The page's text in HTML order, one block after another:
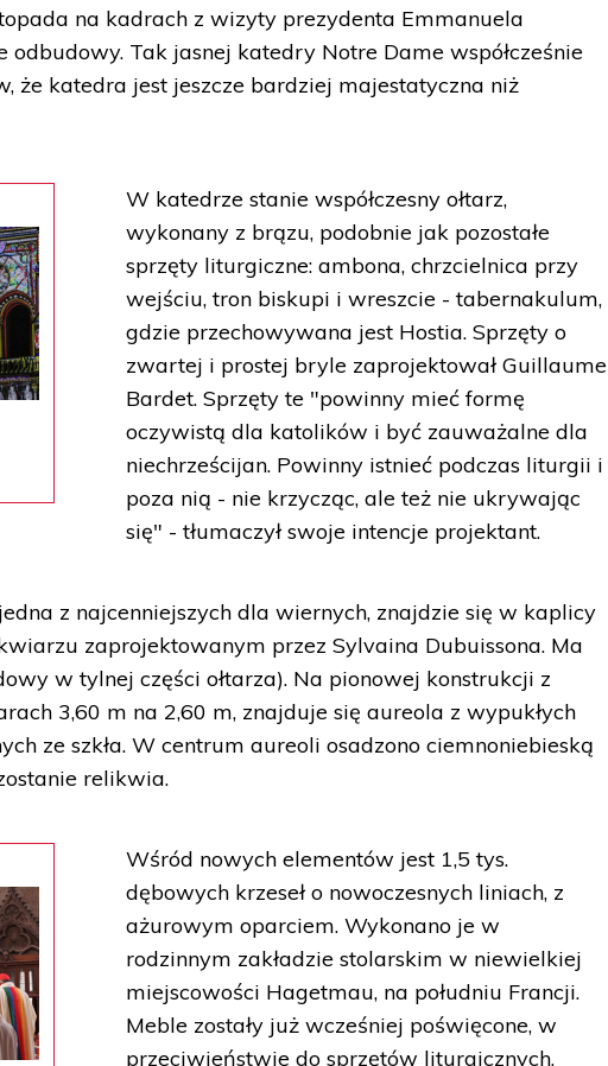
na kadrach z wizyty prezydenta Emmanuela
odbudowy. Tak jasnej katedry Notre Dame współcześnie
że katedra jest jeszcze bardziej majestatyczna niż
W katedrze stanie współczesny ołtarz,
wykonany z brązu, podobnie jak pozostałe
sprzęty liturgiczne: ambona, chrzcielnica przy
wejściu, tron biskupi i wreszcie - tabernakulum,
gdzie przechowywana jest Hostia. Sprzęty o
zwartej i prostej bryle zaprojektował Guillaume
Bardet. Sprzęty te "powinny mieć formę
oczywistą dla katolików i być zauważalne dla
niechrześcijan. Powinny istnieć podczas liturgii i
poza nią - nie krzycząc, ale też nie ukrywając
się" - tłumaczył swoje intencje projektant.
z najcenniejszych dla wiernych, znajdzie się w kaplicy
zaprojektowanym przez Sylvaina Dubuissona. Ma
w tylnej części ołtarza). Na pionowej konstrukcji z
3,60 m na 2,60 m, znajduje się aureola z wypukłych
ze szkła. W centrum aureoli osadzono ciemnoniebieską
relikwia.
Wśród nowych elementów jest 1,5 tys.
dębowych krzeseł o nowoczesnych liniach, z
ażurowym oparciem. Wykonano je w
rodzinnym zakładzie stolarskim w niewielkiej
miejscowości Hagetmau, na południu Francji.
Meble zostały już wcześniej poświęcone, w
przeciwieństwie do sprzętów liturgicznych,